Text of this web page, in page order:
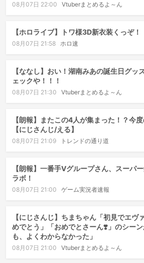
08月07日 22:00 Vtuberまとめるよ～ん
【ホロライブ】トワ様3D新衣装くっぞ！
08月07日 21:58 ホロ速
【ななし】おい！湖南みあの誕生日グッ
ェックや！！！
08月07日 21:30 Vtuberまとめるよ～ん
【朗報】またこの4人が集まった！？今
【にじさんじ/える】
08月07日 21:09 トレンドの通り道
【朗報】一番手Vグループさん、スーパ
ラボ！
08月07日 21:00 ゲーム実況者速報
【にじさんじ】ちまちゃん「初見でエヴ
めでとう」「おめでとさーん❣️」のシー
も、よくわからなかった」
08月07日 21:00 Vtuberまとめるよ～ん